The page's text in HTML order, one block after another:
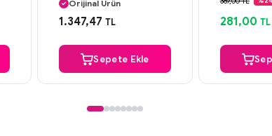
Orijinal Ürün
Güvenli Ödeme
1.347,47 TL
Sepete Ekle
281,00 TL